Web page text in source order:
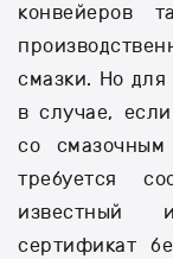
конвейеров
смазки. Но для
в случае,
со смазочным
требуется
известный
сертификат